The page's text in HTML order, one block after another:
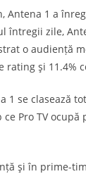
1 a
întregii zile,
o audiență
rating şi 11.4%
clasează
Pro TV
în prime-time